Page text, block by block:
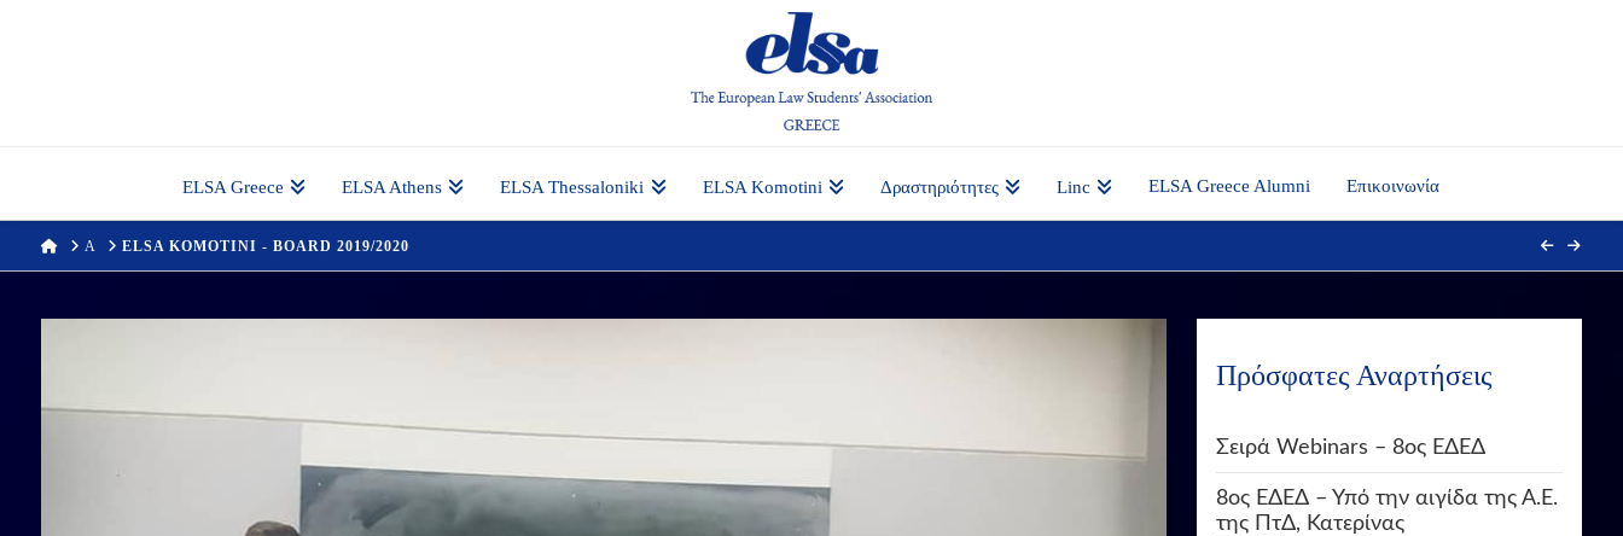
ELSA Greece ELSA Athens ELSA Thessaloniki ELSA Komotini Δραστηριότητες Linc ELSA Greece Alumni Επικοινωνία
HOME
Α ELSA KOMOTINI - BOARD 2019/2020
Πρόσφατες Αναρτήσεις
Σειρά Webinars – 8ος ΕΔΕΔ
8ος ΕΔΕΔ – Υπό την αιγίδα της Α.Ε.
της ΠτΔ, Κατερίνας